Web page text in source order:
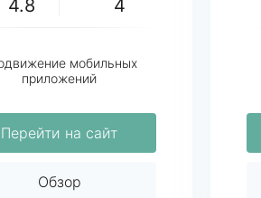
4.8 4
мобильных
приложений
Перейти на сайт
Обзор